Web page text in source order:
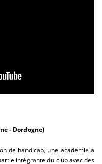
- Dordogne)
de handicap, une académie a
intégrante du club avec des